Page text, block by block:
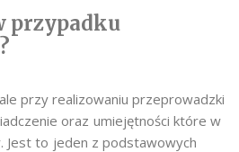
przypadku
przy realizowaniu przeprowadzki
oraz umiejętności które w
Jest to jeden z podstawowych